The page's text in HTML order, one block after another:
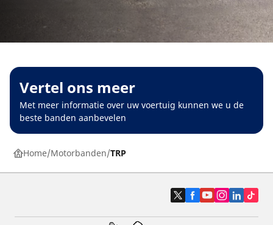
Vertel ons meer
Met meer informatie over uw voertuig kunnen we u de
beste banden aanbevelen
Home Motorbanden TRP